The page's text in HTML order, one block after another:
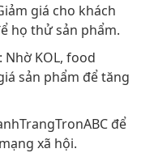
giá cho khách
họ thử sản phẩm.
: Nhờ KOL, food
sản phẩm để tăng
để
xã hội.